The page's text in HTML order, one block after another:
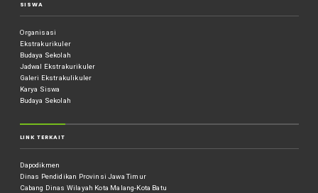
SISWA
Organisasi
Ekstrakurikuler
Budaya Sekolah
Jadwal Ekstrakurikuler
Galeri Ekstrakulikuler
Karya Siswa
Budaya Sekolah
LINK TERKAIT
Dapodikmen
Dinas Pendidikan Provinsi Jawa Timur
Cabang Dinas Wilayah Kota Malang-Kota Batu